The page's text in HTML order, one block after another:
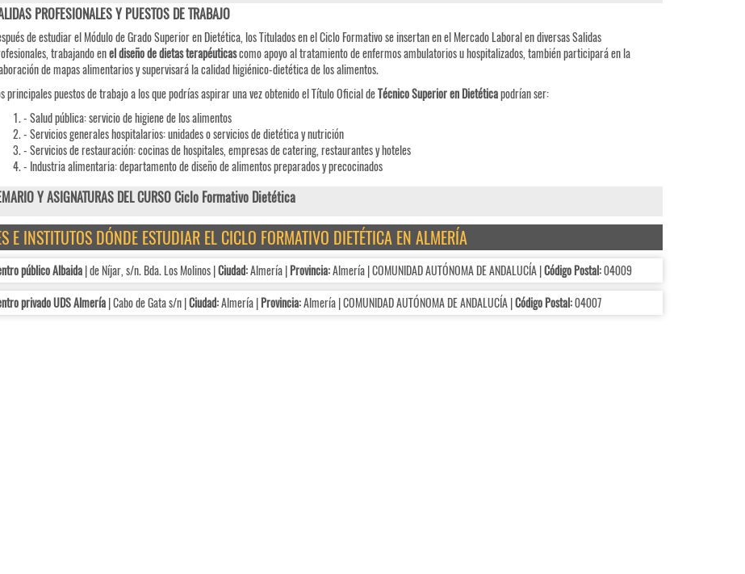
PROFESIONALES Y PUESTOS DE TRABAJO
de estudiar el Módulo de Grado Superior en Dietética, los Titulados en el Ciclo Formativo se insertan en el Mercado Laboral en diversas Salidas
trabajando enel diseño de dietas terapéuticascomo apoyo al tratamiento de enfermos ambulatorios u hospitalizados, también participará en la
de mapas alimentarios y supervisará la calidad higiénico-dietética de los alimentos.
principales puestos de trabajo a los que podrías aspirar una vez obtenido el Título Oficial deTécnico Superior en Dietéticapodrían ser:
- Salud pública: servicio de higiene de los alimentos
- Servicios generales hospitalarios: unidades o servicios de dietética y nutrición
- Servicios de restauración: cocinas de hospitales, empresas de catering, restaurantes y hoteles
- Industria alimentaria: departamento de diseño de alimentos preparados y precocinados
Y ASIGNATURAS DEL CURSO Ciclo Formativo Dietética
E INSTITUTOS DÓNDE ESTUDIAR EL CICLO FORMATIVO DIETÉTICA EN ALMERÍA
público Albaida| de Níjar, s/n. Bda. Los Molinos |Ciudad:Almería |Provincia:Almería | COMUNIDAD AUTÓNOMA DE ANDALUCÍA |Código Postal:04009
privado UDS Almería| Cabo de Gata s/n |Ciudad:Almería |Provincia:Almería | COMUNIDAD AUTÓNOMA DE ANDALUCÍA |Código Postal:04007